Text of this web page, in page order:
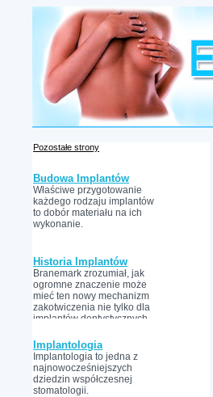
Pozostałe strony
Budowa Implantów
Właściwe przygotowanie
każdego rodzaju implantów
to dobór materiału na ich
wykonanie.
Historia Implantów
Branemark zrozumiał, jak
ogromne znaczenie może
mieć ten nowy mechanizm
zakotwiczenia nie tylko dla
implantów dentystycznych,
Implantologia
Implantologia to jedna z
najnowocześniejszych
dziedzin współczesnej
stomatologii.